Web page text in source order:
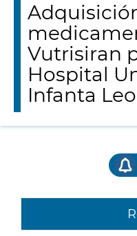
Vutrisiran
Hospital
Infanta